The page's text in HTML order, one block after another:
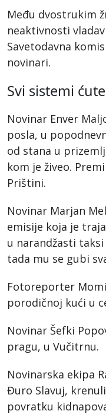
Među dvostrukim
neaktivnosti
Savetodavna
novinari.
Svi sistemi ćute
Novinar Enver
posla, u
od stana u
kom je živeo.
Prištini.
Novinar Marjan
emisije koja je
u narandžasti
tada mu se gubi
Fotoreporter
porodičnoj kući u
Novinar Šefki
pragu, u Vučitrnu.
Novinarska ekipa
Đuro Slavuj,
povratku